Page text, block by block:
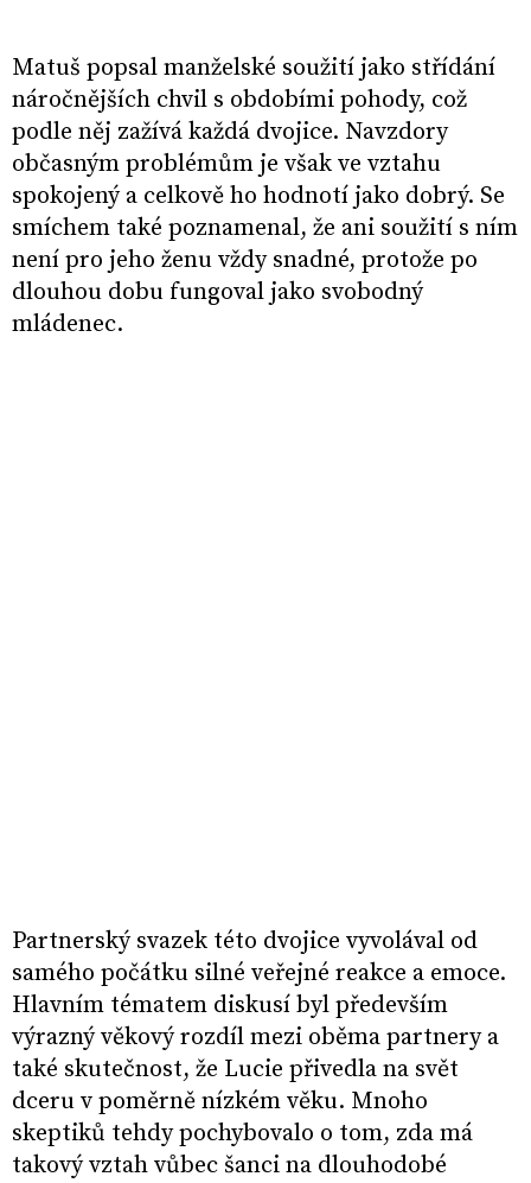
Matuš popsal manželské soužití jako střídání
náročnějších chvil s obdobími pohody, což
podle něj zažívá každá dvojice. Navzdory
občasným problémům je však ve vztahu
spokojený a celkově ho hodnotí jako dobrý. Se
smíchem také poznamenal, že ani soužití s ním
není pro jeho ženu vždy snadné, protože po
dlouhou dobu fungoval jako svobodný
mládenec.
Partnerský svazek této dvojice vyvolával od
samého počátku silné veřejné reakce a emoce.
Hlavním tématem diskusí byl především
výrazný věkový rozdíl mezi oběma partnery a
také skutečnost, že Lucie přivedla na svět
dceru v poměrně nízkém věku. Mnoho
skeptiků tehdy pochybovalo o tom, zda má
takový vztah vůbec šanci na dlouhodobé